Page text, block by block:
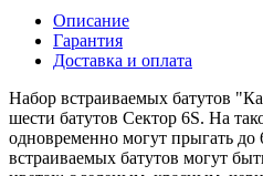
Описание
Гарантия
Доставка и оплата
Набор встраиваемых батутов
шести батутов Сектор 6S. На
одновременно могут прыгать до
встраиваемых батутов могут